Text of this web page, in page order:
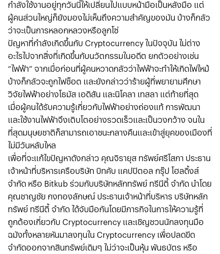
กำลังใช้งานอยู่ทุกวันนี้ให้เปลี่ยนไปแบบหน้ามือเป็นหลังมือ แต่
ผู้คนส่วนใหญ่ก็ยังมองไม่เห็นถึงความสำคัญของมัน บ้างก็กลัว
ว่าจะเป็นการหลอกหลวงหรือลูกโซ่
ปัญหาที่กำลังเกิดขึ้นกับ Cryptocurrency ในปัจจุบัน ไม่ต่าง
อะไรไปจากสิ่งที่เกิดขึ้นกับนวัตกรรมในอดีต ยกตัวอย่างเช่น
“ไฟฟ้า” จากเมื่อก่อนที่ผู้คนหวาดกลัวว่าไฟฟ้าจะทำให้เกิดไฟไหม้
บ้างก็กลัวจะถูกไฟช็อต และยังกล่าวว่าร้ายผู้ที่พยายามศึกษา
วิจัยไฟฟ้าอย่างโธมัส เอดิสัน และนิโคลา เทสลา แต่ท้ายที่สุด
เมื่อผู้คนได้รับความรู้เกี่ยวกับไฟฟ้าอย่างถ่องแท้ การพัฒนา
และใช้งานไฟฟ้าจึงเติบโตอย่างรวดเร็วและเป็นวงกว้าง จนใน
ที่สุดมนุษยชาติก็สามารถเอาชนะกลางคืนและเข้าสู่ยุคของเมืองที่
ไม่มีวันหลับไหล
เพื่อที่จะแก้ไขปัญหาดังกล่าว คุณจิรายุส ทรัพย์ศรีโสภา ประธาน
เจ้าหน้าที่บริหารเครือบริษัท บิทคับ แคปปิตอล กรุ๊ป โฮลดิ้งส์
จำกัด หรือ Bitkub ร่วมกับบริษัทหลักทรัพย์ ทรีนีตี้ จำกัด นำโดย
คุณชาญชัย กงทองลักษณ์ ประธานเจ้าหน้าที่บริหาร บริษัทหลัก
ทรัพย์ ทรีนีตี้ จำกัด ได้จับมือกันโดยมีภารกิจในการให้ความรู้ที่
ถูกต้องเกี่ยวกับ Cryptocurrency และเชิญชวนนักลงทุนมือ
ฉมังทั้งหลายหันมาลงทุนใน Cryptocurrency เพื่อปลดขีด
จำกัดออกจากสินทรัพย์เดิมๆ ไม่ว่าจะเป็นหุ้น พันธบัตร หรือ